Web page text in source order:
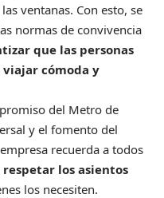
ventanas. Con esto, se
normas de convivencia
que las personas
cómoda y
del Metro de
y el fomento del
recuerda a todos
los asientos
los necesiten.